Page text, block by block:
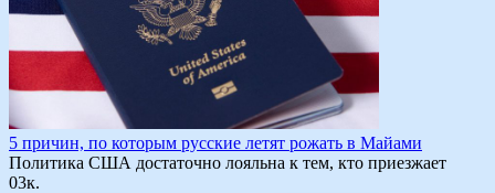
5 причин, по которым русские летят рожать в Майами
Политика США достаточно лояльна к тем, кто приезжает
03к.